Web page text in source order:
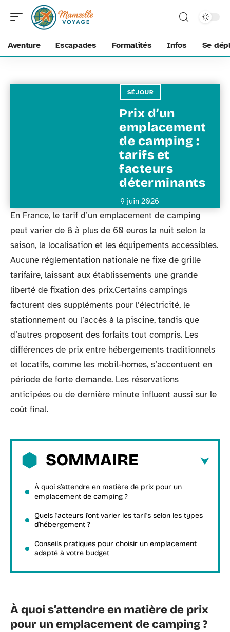
Aventure Escapades Formalités Infos Se
SÉJOUR
Prix d’un
emplacement
de camping :
tarifs et
facteurs
déterminants
9 juin 2026
En France, le tarif d’un emplacement de camping
peut varier de 8 à plus de 60 euros la nuit selon la
saison, la localisation et les équipements accessibles.
Aucune réglementation nationale ne fixe de grille
tarifaire, laissant aux établissements une grande
liberté de fixation des prix.Certains campings
facturent des suppléments pour l’électricité, le
stationnement ou l’accès à la piscine, tandis que
d’autres proposent des forfaits tout compris. Les
différences de prix entre hébergements traditionnels
et locatifs, comme les mobil-homes, s’accentuent en
période de forte demande. Les réservations
anticipées ou de dernière minute influent aussi sur le
coût final.
SOMMAIRE
À quoi s’attendre en matière de prix pour un
emplacement de camping ?
Quels facteurs font varier les tarifs selon les types
d’hébergement ?
Conseils pratiques pour choisir un emplacement
adapté à votre budget
À quoi s’attendre en matière de prix
pour un emplacement de camping ?